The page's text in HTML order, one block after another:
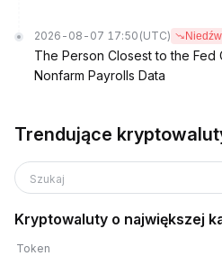
2026-08-07 17:50 (UTC)
The Person Closest to the Fed
Nonfarm Payrolls Data
Trendujące
Szukaj
Kryptowaluty o największej
Token